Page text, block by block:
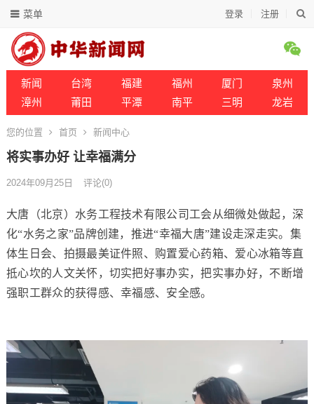
登录 注册
菜单
新闻 台湾 福建 福州 厦门
泉州
漳州
莆田 平潭 南平 三明 龙岩
您的位置 首页 新闻中心
将实事办好 让幸福满分
2024年09月25日 评论(0)
大唐（北京）水务工程技术有限公司工会从细微处做起，深
化“水务之家”品牌创建，推进“幸福大唐”建设走深走实。集
体生日会、拍摄最美证件照、购置爱心药箱、爱心冰箱等直
抵心坎的人文关怀，切实把好事办实，把实事办好，不断增
强职工群众的获得感、幸福感、安全感。